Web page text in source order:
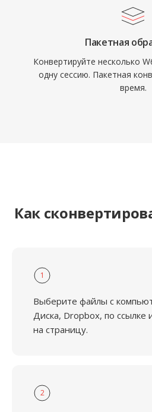
Пакетная
Конвертируйте несколько
одну сессию. Пакетная
время.
Как
1
Выберите файлы с
Диска, Dropbox, по ссылке
на страницу.
2